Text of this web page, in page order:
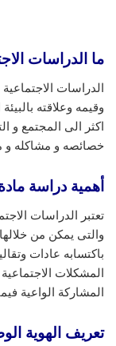
ما الدراسات
الدراسات
وقيمه وعلاقته
اكثر الى المجتمع
خصائصه و مشاكله و
أهمية دراسة
تعتبر الدراسات
والتى يمكن من
باكتسابه عادات
المشكلات
المشاركة الواعية
تعريف الهوية